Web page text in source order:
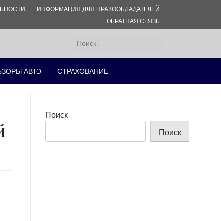
ИНФОРМАЦИЯ ДЛЯ ПРАВООБЛАДАТЕЛЕЙ
ОБРАТНАЯ СВЯЗЬ
Найти:
АВТО СТРАХОВАНИЕ
Поиск
Поиск